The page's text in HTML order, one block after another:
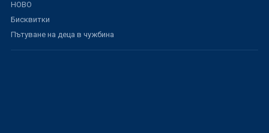
НОВО
Бисквитки
Пътуване на деца в чужбина